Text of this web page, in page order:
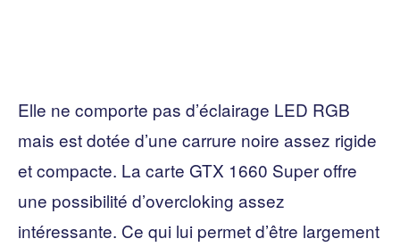
Elle ne comporte pas d’éclairage LED RGB
mais est dotée d’une carrure noire assez rigide
et compacte. La carte GTX 1660 Super offre
une possibilité d’overcloking assez
intéressante. Ce qui lui permet d’être largement